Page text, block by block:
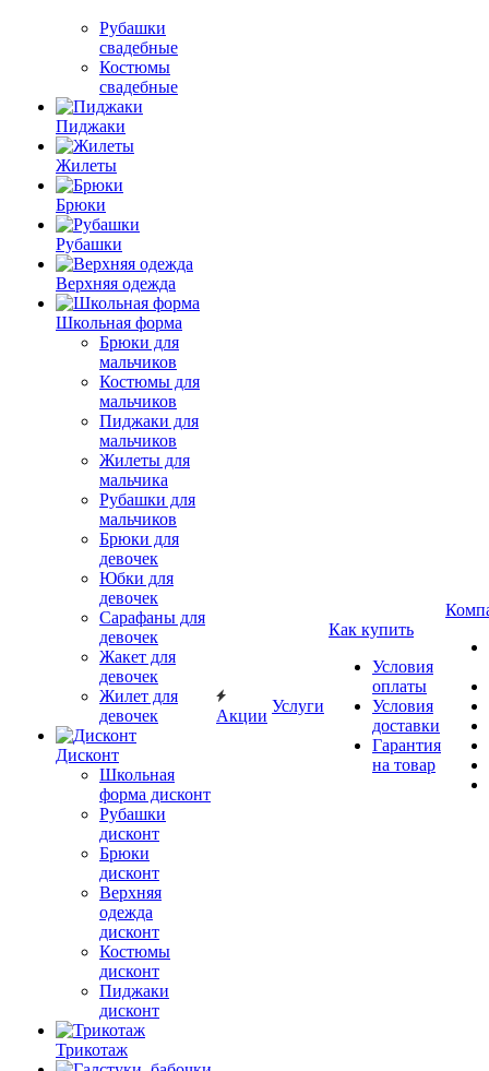
Рубашки
свадебные
Костюмы
свадебные
Пиджаки
Жилеты
Брюки
Рубашки
Верхняя одежда
Школьная форма
Брюки для
мальчиков
Костюмы для
мальчиков
Пиджаки для
мальчиков
Жилеты для
мальчика
Рубашки для
мальчиков
Брюки для
девочек
Юбки для
девочек
Сарафаны для
девочек
Жакет для
девочек
Жилет для
девочек
Дисконт
Школьная
форма дисконт
Рубашки
дисконт
Брюки
дисконт
Верхняя
одежда
дисконт
Костюмы
дисконт
Пиджаки
дисконт
Трикотаж
Акции
Услуги
Как купить
Условия
оплаты
Условия
доставки
Гарантия
на товар